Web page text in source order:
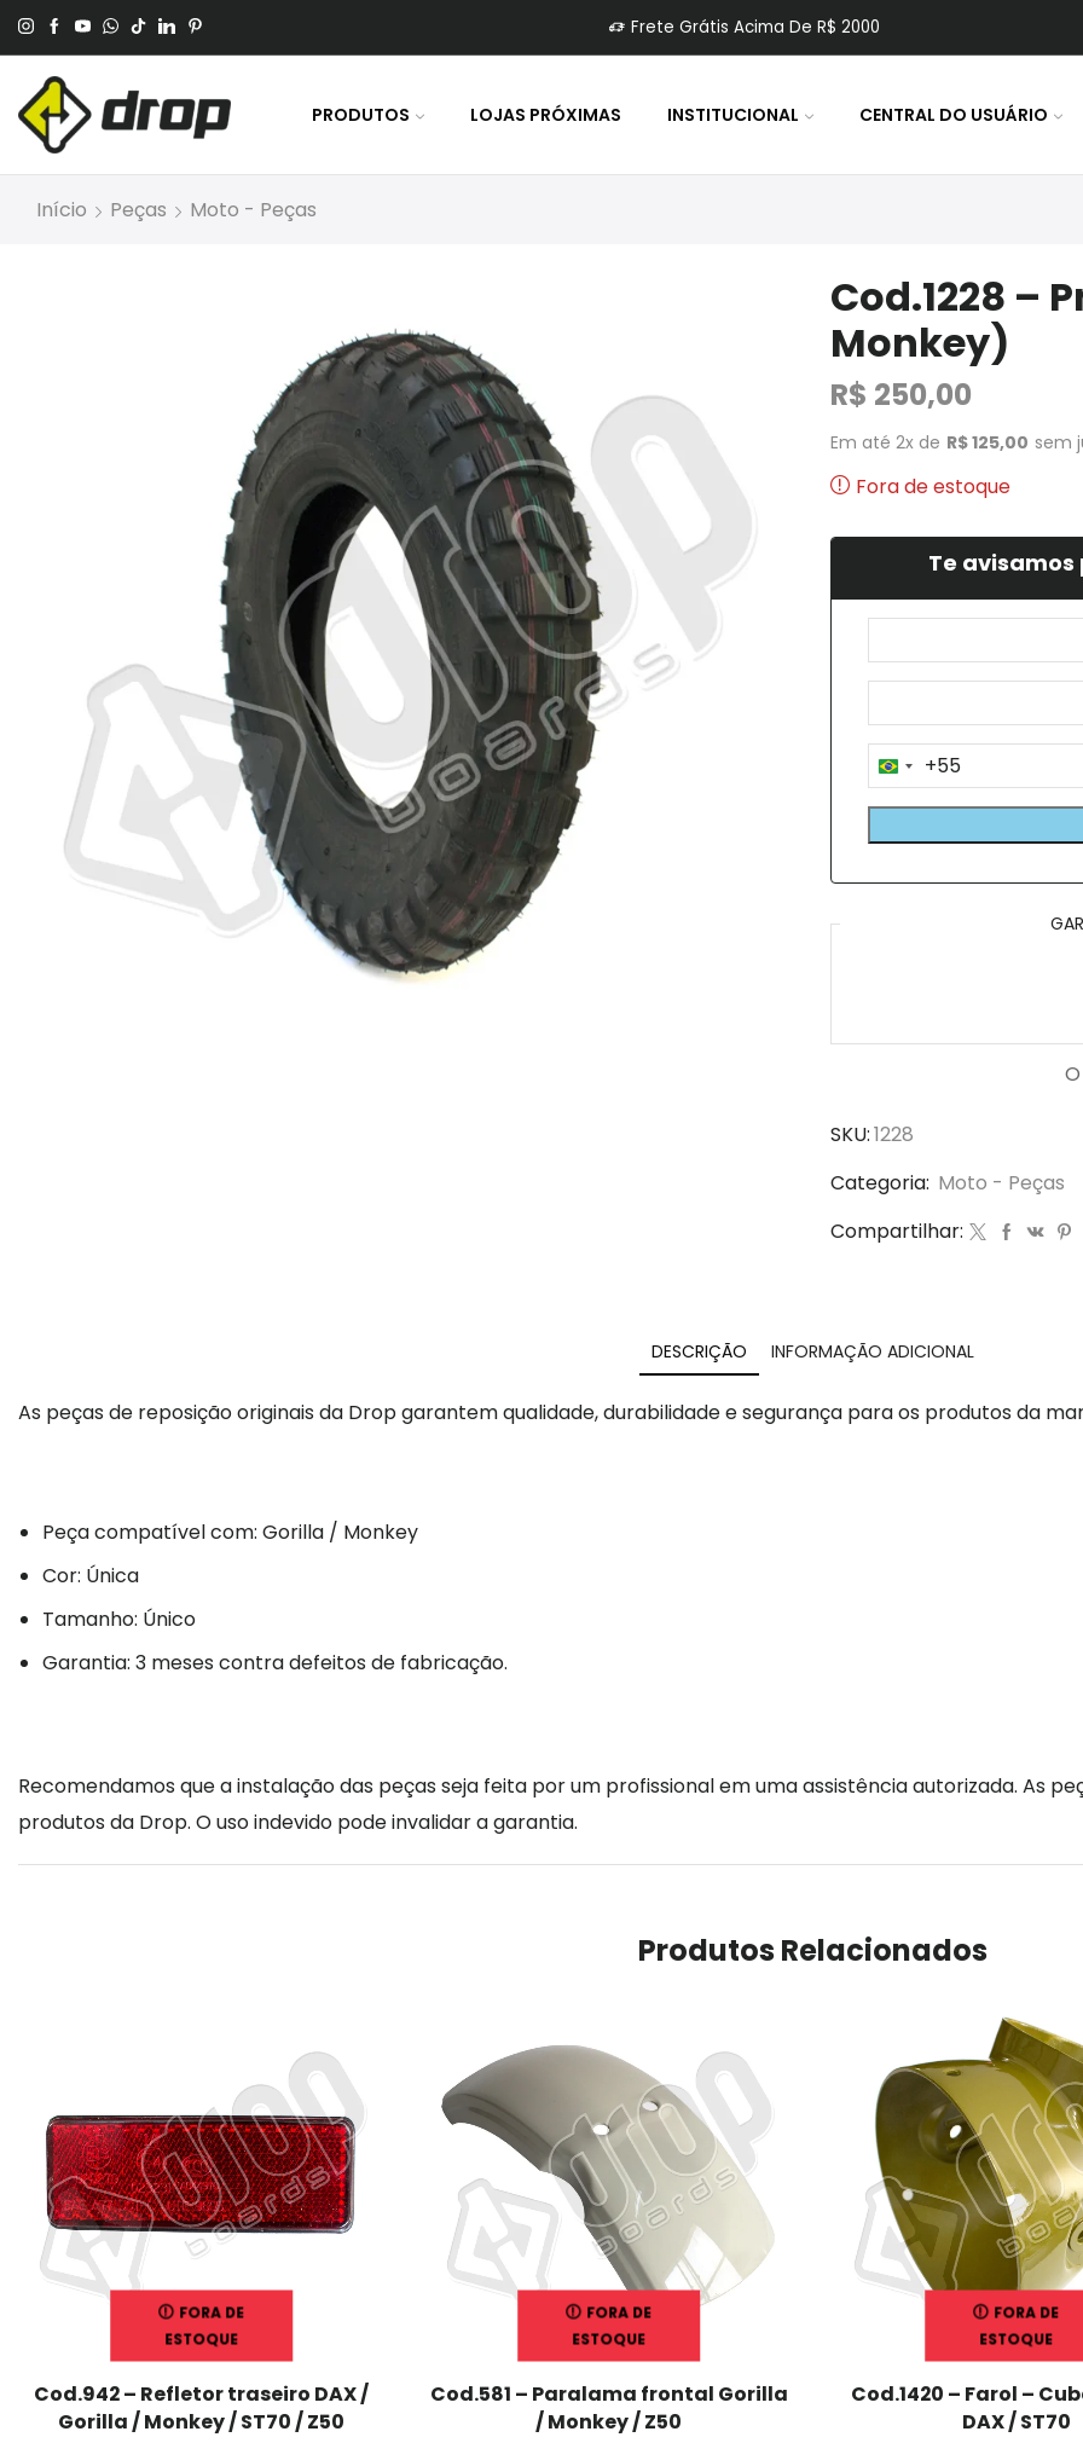
No Pagamento Por PIX Ou Boleto. Frete Grátis Acima De R$ 2000
PRODUTOS LOJAS PRÓXIMAS INSTITUCIONAL CENTRAL DO USUÁRIO
Início Peças Moto - Peças
Cod.1228 –
Monkey)
R$ 250,00
Em até 2x de R$125,00 sem
Fora de estoque
Te
Brazil
+55
+55
SKU:1228
Categoria: Moto - Peças
Compartilhar:
DESCRIÇÃO INFORMAÇÃO ADICIONAL
As peças de reposição originais da Drop garantem qualidade, durabilidade e segurança para os produtos da
Peça compatível com: Gorilla / Monkey
Cor: Única
Tamanho: Único
Garantia: 3 meses contra defeitos de fabricação.
Recomendamos que a instalação das peças seja feita por um profissional em uma assistência autorizada. As
produtos da Drop. O uso indevido pode invalidar a garantia.
Produtos Relacionados
FORA DE
ESTOQUE
Cod.942 – Refletor traseiro DAX /
Gorilla / Monkey / ST70 / Z50
FORA DE
ESTOQUE
Cod.581 – Paralama frontal Gorilla
/ Monkey / Z50
FORA DE
ESTOQUE
Cod.1420 – Farol –
DAX / ST70